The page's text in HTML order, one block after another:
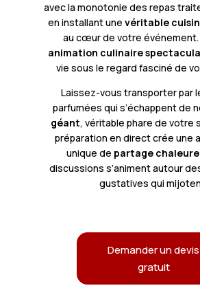
avec la monotonie des repas
en installant unevéritable
au cœur de votre événement.
animation culinaire
vie sous le regard fasciné de
Laissez-vous transporter par
parfumées qui s’échappent de
géant, véritable phare de votre
préparation en direct crée une
unique de partage
discussions s’animent autour
gustatives qui
Demander un devis
gratuit